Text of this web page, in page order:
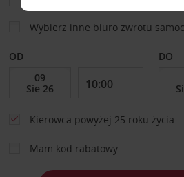
Wybierz inne biuro zwrotu
OD DO
Kierowca powyżej 25 roku życia
Mam kod rabatowy